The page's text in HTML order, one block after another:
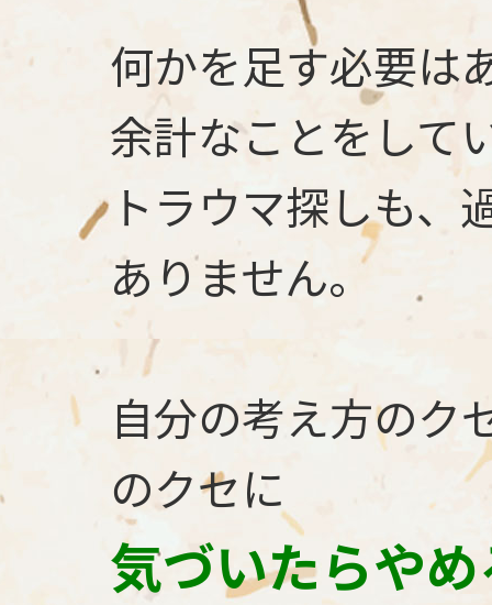
何かを足す必要は
余計なことをして
トラウマ探しも、
ありません。
自分の考え方のク
のクセに
気づいたらや